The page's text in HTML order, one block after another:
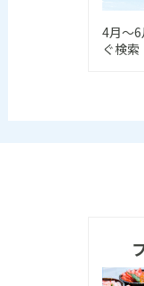
先着予約制限のあ
ご利用いただけな
有効期限が過ぎた
取り消されたマイ
他の割引との併用
既にご予約の方は
4月～
ぐ検索